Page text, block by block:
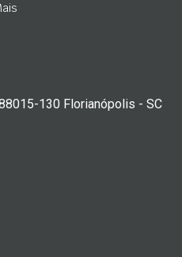
130 Florianópolis - SC